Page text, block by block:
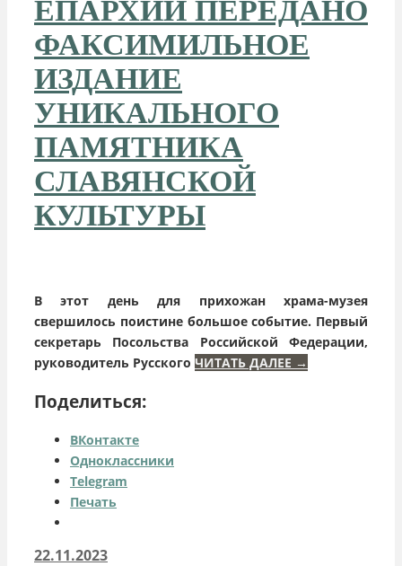
ЕПАРХИИ ПЕРЕДАНО
ФАКСИМИЛЬНОЕ
ИЗДАНИЕ
УНИКАЛЬНОГО
ПАМЯТНИКА
СЛАВЯНСКОЙ
КУЛЬТУРЫ
В этот день для прихожан храма-музея
свершилось поистине большое событие. Первый
секретарь Посольства Российской Федерации,
руководитель Русского ЧИТАТЬ ДАЛЕЕ →
Поделиться:
ВКонтакте
Одноклассники
Telegram
Печать
22.11.2023